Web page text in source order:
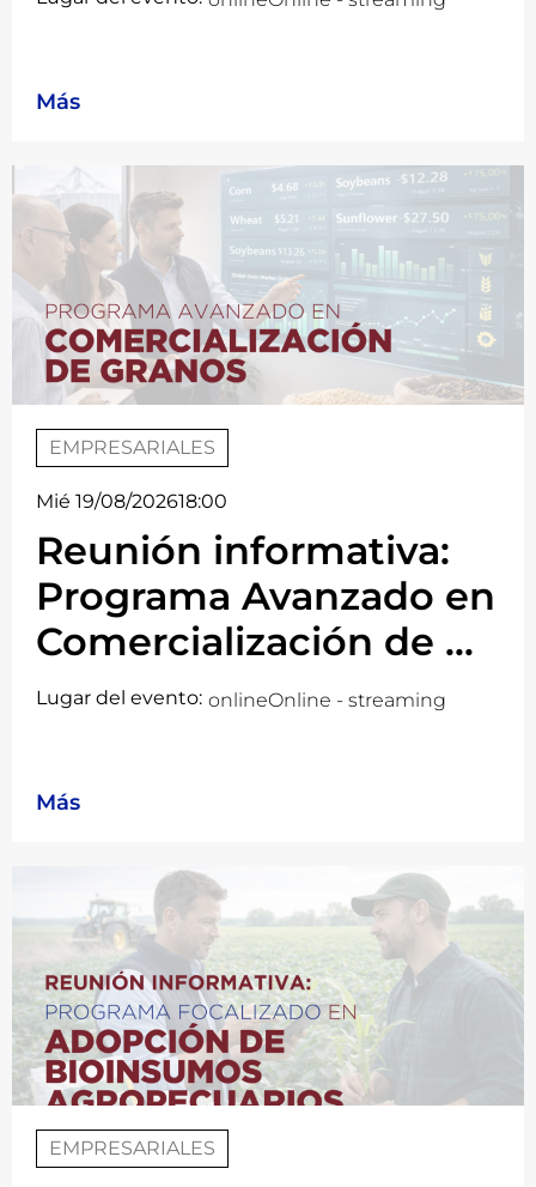
Más
EMPRESARIALES
Mié 19/08/202618:00
Reunión informativa:
Programa Avanzado en
Comercialización de ...
Lugar del evento: onlineOnline - streaming
Más
EMPRESARIALES